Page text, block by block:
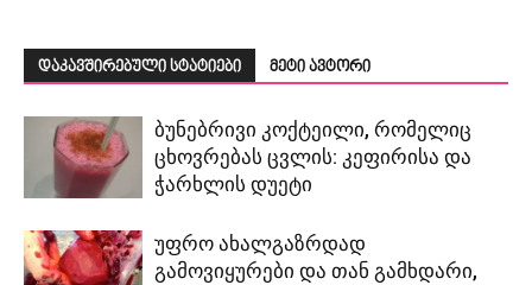
დაკავშირებული სტატიები მეტი ავტორი
ბუნებრივი კოქტეილი, რომელიც
ცხოვრებას ცვლის: კეფირისა და
ჭარხლის დუეტი
უფრო ახალგაზრდად
გამოვიყურები და თან გამხდარი,